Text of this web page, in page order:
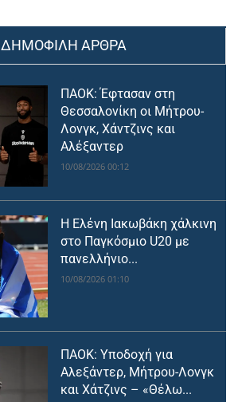
ΔΗΜΟΦΙΛΗ ΑΡΘΡΑ
ΠΑΟΚ: Έφτασαν στη
Θεσσαλονίκη οι Μήτρου-
Λονγκ, Χάντζινς και
Αλέξαντερ
10/08/2026 00:12
Η Ελένη Ιακωβάκη χάλκινη
στο Παγκόσμιο U20 με
πανελλήνιο...
10/08/2026 01:10
ΠΑΟΚ: Υποδοχή για
Αλεξάντερ, Μήτρου-Λονγκ
και Χάτζινς – «Θέλω...